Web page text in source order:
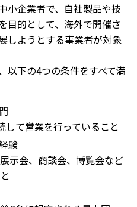
小企業者で、自社製品や技
目的として、海外で開催さ
しようとする事業者が対象
以下の4つの条件をすべて満
して営業を行っていること
験
示会、商談会、博覧会など